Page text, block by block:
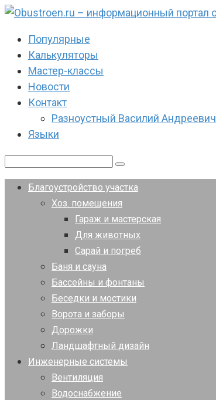
Перейти
контентуПопулярные
Калькуляторы
Мастер-классы
Новости
Контакт
Разноустный Василий Андреевич
Языки
Поиск:
Благоустройство участка
Хоз. помещения
Гараж и мастерская
Для животных
Сарай и погреб
Баня и сауна
Бассейны и фонтаны
Беседки и мостики
Ворота и заборы
Дорожки
Ландшафтный дизайн
Инженерные системы
Вентиляция
Водоснабжение